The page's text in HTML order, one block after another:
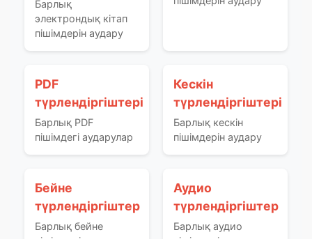
Барлық
электрондық кітап
пішімдерін аудару
PDF
түрлендіргіштері
Барлық PDF
пішімдегі аударулар
Кескін
түрлендіргіштері
Барлық кескін
пішімдерін аудару
Бейне
түрлендіргіштер
Барлық бейне
Аудио
түрлендіргіштер
Барлық аудио